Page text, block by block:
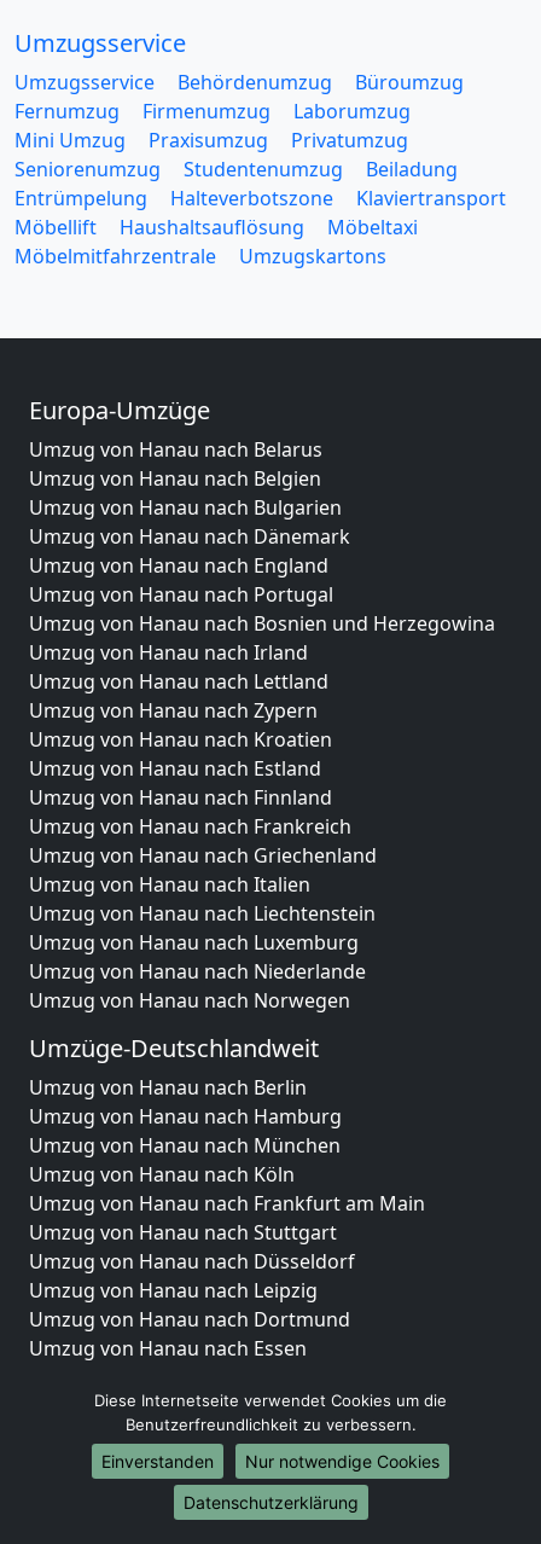
Umzugsservice
Umzugsservice Behördenumzug
Büroumzug
Fernumzug
Firmenumzug
Laborumzug
Mini Umzug
Praxisumzug
Privatumzug
Seniorenumzug
Studentenumzug
Beiladung
Entrümpelung
Halteverbotszone
Klaviertransport
Möbellift
Haushaltsauflösung
Möbeltaxi
Möbelmitfahrzentrale
Umzugskartons
Europa-Umzüge
Umzug von Hanau nach Belarus
Umzug von Hanau nach Belgien
Umzug von Hanau nach Bulgarien
Umzug von Hanau nach Dänemark
Umzug von Hanau nach England
Umzug von Hanau nach Portugal
Umzug von Hanau nach Bosnien und Herzegowina
Umzug von Hanau nach Irland
Umzug von Hanau nach Lettland
Umzug von Hanau nach Zypern
Umzug von Hanau nach Kroatien
Umzug von Hanau nach Estland
Umzug von Hanau nach Finnland
Umzug von Hanau nach Frankreich
Umzug von Hanau nach Griechenland
Umzug von Hanau nach Italien
Umzug von Hanau nach Liechtenstein
Umzug von Hanau nach Luxemburg
Umzug von Hanau nach Niederlande
Umzug von Hanau nach Norwegen
Umzüge-Deutschlandweit
Umzug von Hanau nach Berlin
Umzug von Hanau nach Hamburg
Umzug von Hanau nach München
Umzug von Hanau nach Köln
Umzug von Hanau nach Frankfurt am Main
Umzug von Hanau nach Stuttgart
Umzug von Hanau nach Düsseldorf
Umzug von Hanau nach Leipzig
Umzug von Hanau nach Dortmund
Umzug von Hanau nach Essen
Umzug von Hanau nach Dresden
Umzug von Hanau nach Hannover
Umzug von Hanau nach Nürnberg
Umzug von Hanau nach Duisburg
Umzug von Hanau nach Bochum
Diese Internetseite verwendet Cookies um die
Benutzerfreundlichkeit zu verbessern.
Einverstanden
Nur notwendige Cookies
Datenschutzerklärung